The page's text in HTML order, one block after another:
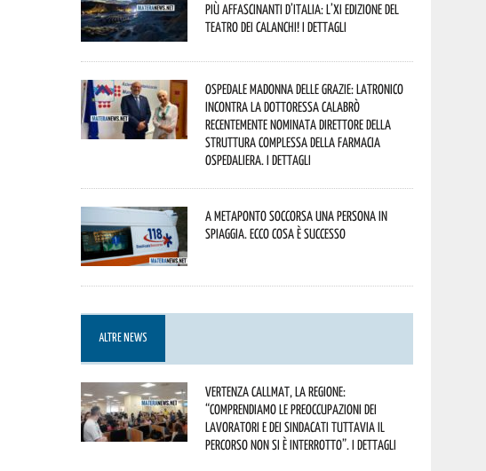
più affascinanti d’Italia: l’XI edizione del
Teatro dei Calanchi! I dettagli
Ospedale Madonna delle Grazie: Latronico
incontra la dottoressa Calabrò
recentemente nominata Direttore della
Struttura Complessa della Farmacia
Ospedaliera. I dettagli
A Metaponto soccorsa una persona in
spiaggia. Ecco cosa è successo
ALTRE NEWS
Vertenza CallMat, la Regione:
“comprendiamo le preoccupazioni dei
lavoratori e dei sindacati tuttavia il
percorso non si è interrotto”. I dettagli